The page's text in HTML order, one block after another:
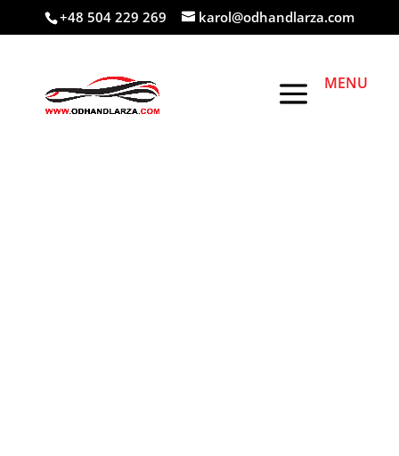
+48 504 229 269 karol@odhandlarza.com